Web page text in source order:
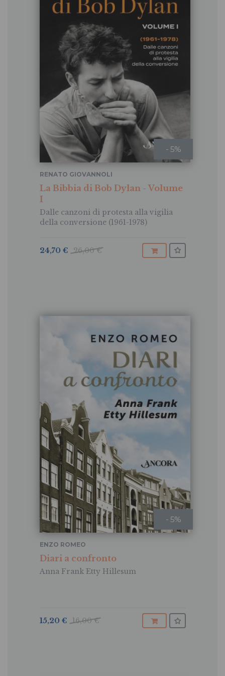
- 5%
La Bibbia di Bob Dylan - Volume
I
Dalle canzoni di protesta alla vigilia
della conversione (1961-1978)
RENATO GIOVANNOLI
26,00 €
24,70 €
- 5%
Diari a confronto
Anna Frank Etty Hillesum
ENZO ROMEO
16,00 €
15,20 €